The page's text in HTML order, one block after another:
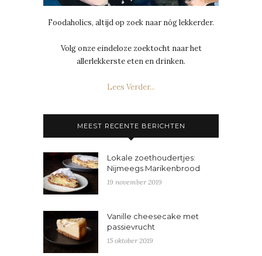
Foodaholics, altijd op zoek naar nóg lekkerder.
Volg onze eindeloze zoektocht naar het
allerlekkerste eten en drinken.
Lees Verder...
MEEST RECENTE BERICHTEN
Lokale zoethoudertjes:
Nijmeegs Marikenbrood
19 november 2019
Vanille cheesecake met
passievrucht
15 oktober 2019